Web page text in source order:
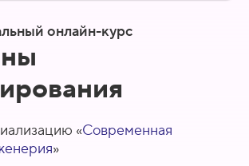
онлайн-курс
«Современная
»